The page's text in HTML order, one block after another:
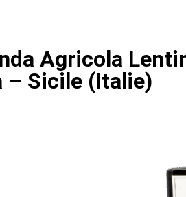
Agricola
– Sicile (Italie)